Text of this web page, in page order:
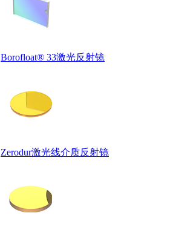
Borofloat® 33激光反射镜
Zerodur激光线介质反射镜